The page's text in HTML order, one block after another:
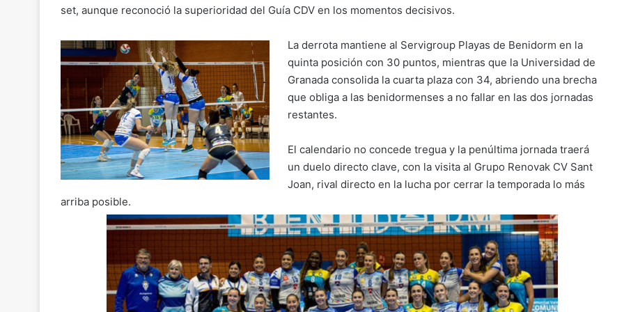
set, aunque reconoció la superioridad del Guía CDV en los momentos decisivos.
La derrota mantiene al Servigroup Playas de Benidorm en la
quinta posición con 30 puntos, mientras que la Universidad de
Granada consolida la cuarta plaza con 34, abriendo una brecha
que obliga a las benidormenses a no fallar en las dos jornadas
restantes.
El calendario no concede tregua y la penúltima jornada traerá
un duelo directo clave, con la visita al Grupo Renovak CV Sant
Joan, rival directo en la lucha por cerrar la temporada lo más
arriba posible.